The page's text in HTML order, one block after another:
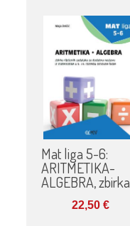
Mat liga 5-6:
ARITMETIKA-
ALGEBRA, zbirka
22,50€